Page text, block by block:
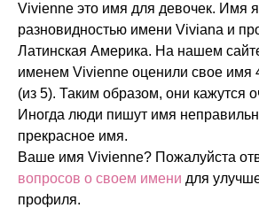
Vivienne это имя для девочек. Имя
разновидностью имени Viviana и
Латинская Америка. На нашем
именем Vivienne оценили свое имя
(из 5). Таким образом, они кажутся
Иногда люди пишут имя
прекрасное имя.
Ваше имя Vivienne? Пожалуйста
вопросов о своем имени для
профиля.